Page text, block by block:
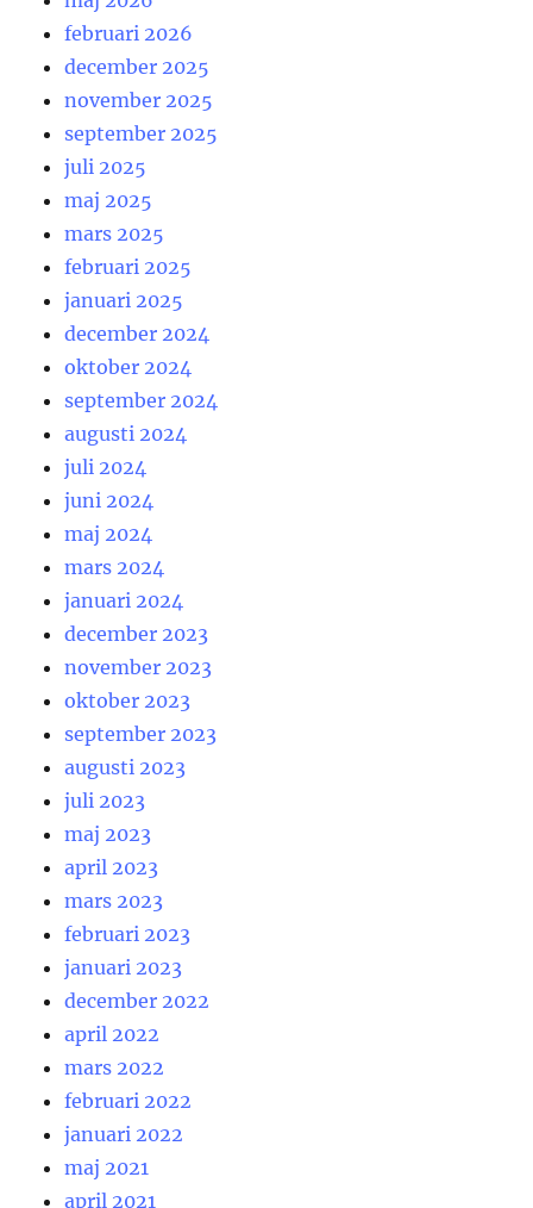
februari 2026
december 2025
november 2025
september 2025
juli 2025
maj 2025
mars 2025
februari 2025
januari 2025
december 2024
oktober 2024
september 2024
augusti 2024
juli 2024
juni 2024
maj 2024
mars 2024
januari 2024
december 2023
november 2023
oktober 2023
september 2023
augusti 2023
juli 2023
maj 2023
april 2023
mars 2023
februari 2023
januari 2023
december 2022
april 2022
mars 2022
februari 2022
januari 2022
maj 2021
april 2021